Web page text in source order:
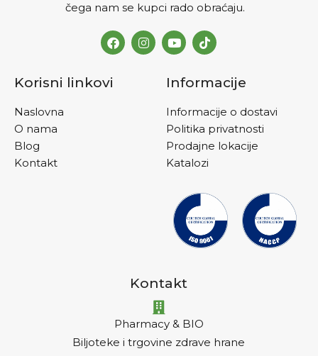
čega nam se kupci rado obraćaju.
Korisni linkovi
Naslovna
O nama
Blog
Kontakt
Informacije
Informacije o dostavi
Politika privatnosti
Prodajne lokacije
Katalozi
Kontakt
Pharmacy & BIO
Biljoteke i trgovine zdrave hrane